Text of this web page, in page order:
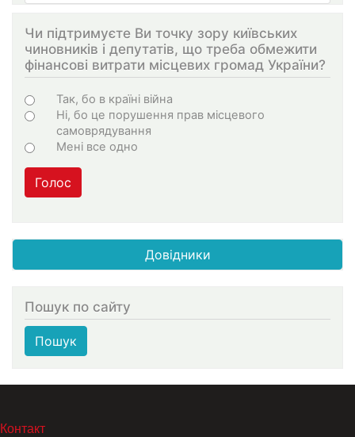
Чи підтримуєте Ви точку зору київських
чиновників і депутатів, що треба обмежити
фінансові витрати місцевих громад України?
Варіанти
Так, бо в країні війна
Ні, бо це порушення прав місцевого
самоврядування
Мені все одно
Голос
Довідники
Пошук по сайту
Пошук
МЕНЮ В ПОДВАЛЕ
Контакт